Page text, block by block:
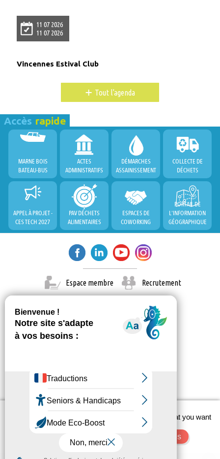
11 07 2026
11 07 2026
Vincennes Estival Club
+ Tout l'agenda
Accès rapide
MARNE BOIS
BATEAU-BUS
ACTES
ADMINISTRATIFS
DÉMARCHES
ASSAINISSEMENT
COLLECTE DE
DÉCHETS
APPEL À PROJET -
CES TECH 2027
PAV DÉCHETS
ALIMENTAIRES
ESPACES DE
COWORKING
PORTAIL DE
L'INFORMATION
GÉOGRAPHIQUE
Espace membre Recrutement
© Paris Est Marne & Bois 2026
Administration Mentions légales
This site uses cookies and gives you control over what you want
to activate
Deny all cookies